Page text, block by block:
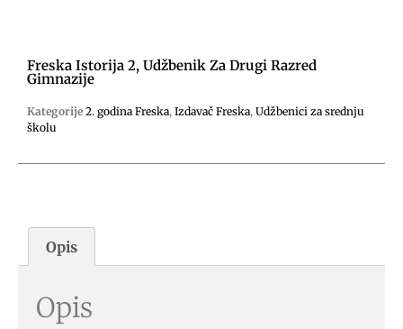
Freska Istorija 2, Udžbenik Za Drugi Razred
Gimnazije
Kategorije 2. godina Freska, Izdavač Freska, Udžbenici za srednju
školu
Opis
Opis